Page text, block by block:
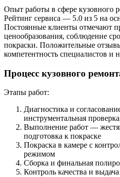
Опыт работы в сфере кузовного
Рейтинг сервиса — 5.0 из 5 на
Постоянные клиенты отмечают
ценообразования, соблюдение
покраски. Положительные
компетентность специалистов и
Процесс кузовного
Этапы работ:
Диагностика и
инструментальная
Выполнение работ —
подготовка к покраске
Покраска в камере с
режимом
Сборка и финальная
Контроль качества и